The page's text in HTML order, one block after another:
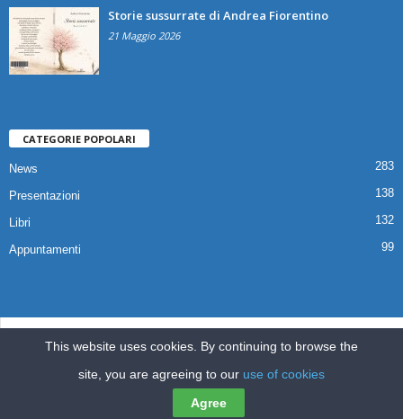
Storie sussurrate di Andrea Fiorentino
21 Maggio 2026
CATEGORIE POPOLARI
News 283
Presentazioni 138
Libri 132
Appuntamenti 99
Home
Pubblicazioni Appuntamenti Libri
News
Presentazioni
This website uses cookies. By continuing to browse the
site, you are agreeing to our use of cookies
Agree